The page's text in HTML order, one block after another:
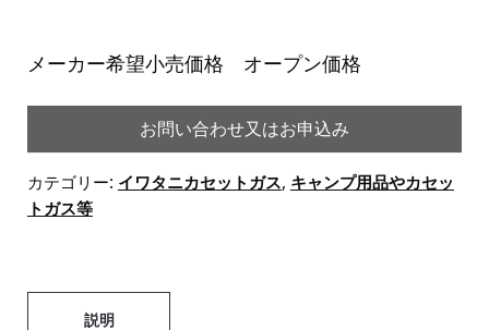
メーカー希望小売価格 オープン価格
お問い合わせ又はお申込み
カテゴリー: イワタニカセットガス, キャンプ用品やカセッ
トガス等
説明